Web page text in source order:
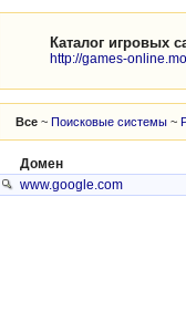
Каталог игровых
http://games-
Все ~ Поисковые системы ~
Домен
www.google.com